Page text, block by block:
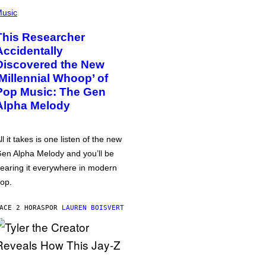
Researcher
the New
Whoop’ of
Music: The Gen
Melody
it takes is one listen of the new
Alpha Melody and you’ll be
it everywhere in modern
2 HORASPOR LAUREN BOISVERT